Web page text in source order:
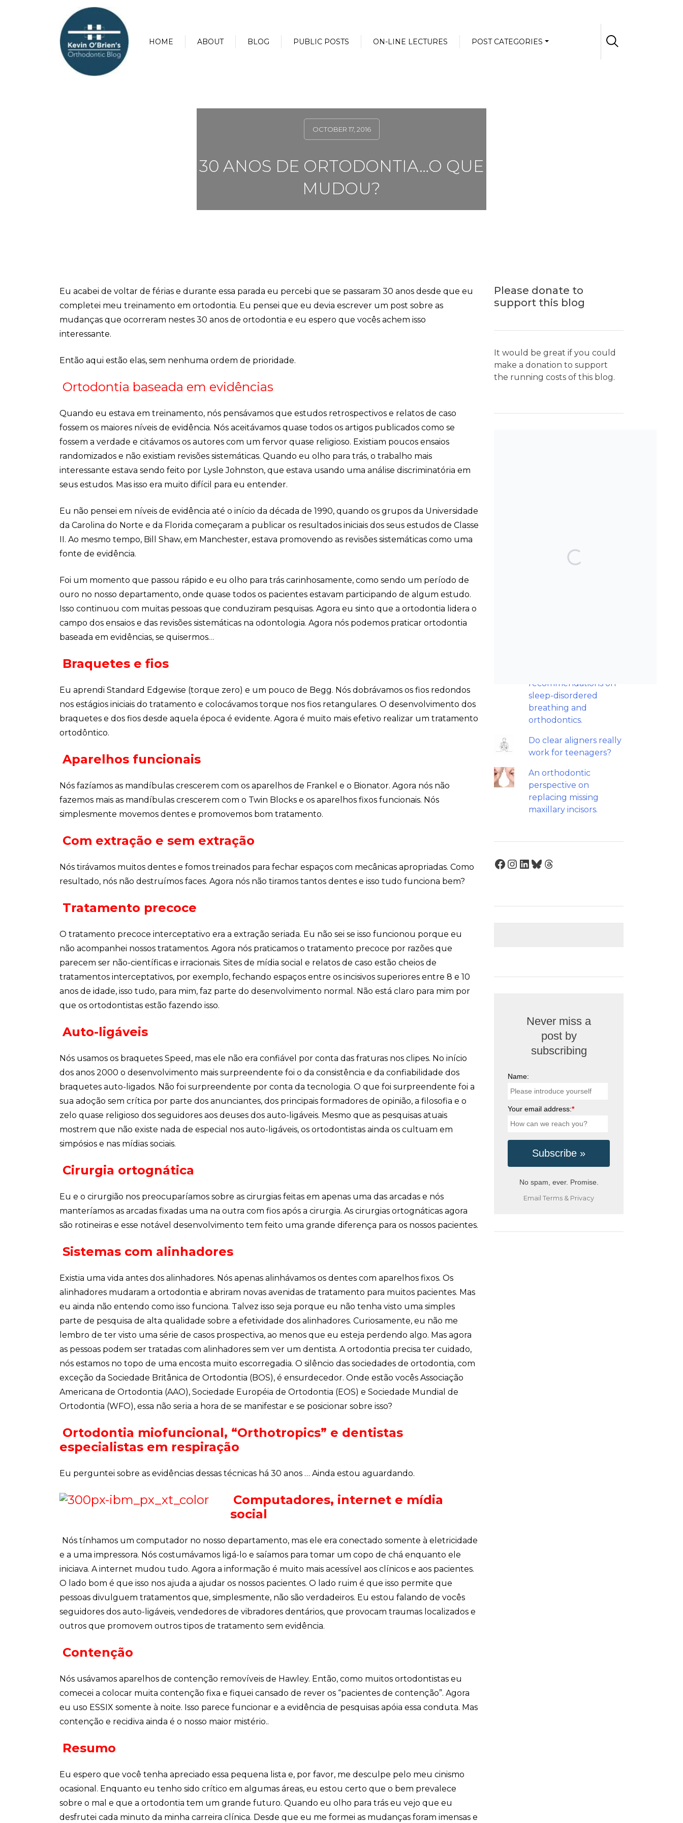
HOME ABOUT BLOG PUBLIC POSTS ON-LINE LECTURES POST CATEGORIES
OCTOBER 17, 2016
30 ANOS DE ORTODONTIA…O QUE
MUDOU?
Eu acabei de voltar de férias e durante essa parada eu percebi que se passaram 30 anos desde que eu
completei meu treinamento em ortodontia. Eu pensei que eu devia escrever um post sobre as
mudanças que ocorreram nestes 30 anos de ortodontia e eu espero que vocês achem isso
interessante.
Então aqui estão elas, sem nenhuma ordem de prioridade.
Ortodontia baseada em evidências
Quando eu estava em treinamento, nós pensávamos que estudos retrospectivos e relatos de caso
fossem os maiores níveis de evidência. Nós aceitávamos quase todos os artigos publicados como se
fossem a verdade e citávamos os autores com um fervor quase religioso. Existiam poucos ensaios
randomizados e não existiam revisões sistemáticas. Quando eu olho para trás, o trabalho mais
interessante estava sendo feito por Lysle Johnston, que estava usando uma análise discriminatória em
seus estudos. Mas isso era muito difícil para eu entender.
Eu não pensei em níveis de evidência até o início da década de 1990, quando os grupos da Universidade
da Carolina do Norte e da Florida começaram a publicar os resultados iniciais dos seus estudos de Classe
II. Ao mesmo tempo, Bill Shaw, em Manchester, estava promovendo as revisões sistemáticas como uma
fonte de evidência.
Foi um momento que passou rápido e eu olho para trás carinhosamente, como sendo um período de
ouro no nosso departamento, onde quase todos os pacientes estavam participando de algum estudo.
Isso continuou com muitas pessoas que conduziram pesquisas. Agora eu sinto que a ortodontia lidera o
campo dos ensaios e das revisões sistemáticas na odontologia. Agora nós podemos praticar ortodontia
baseada em evidências, se quisermos…
Braquetes e fios
Eu aprendi Standard Edgewise (torque zero) e um pouco de Begg. Nós dobrávamos os fios redondos
nos estágios iniciais do tratamento e colocávamos torque nos fios retangulares. O desenvolvimento dos
braquetes e dos fios desde aquela época é evidente. Agora é muito mais efetivo realizar um tratamento
ortodôntico.
Aparelhos funcionais
Nós fazíamos as mandíbulas crescerem com os aparelhos de Frankel e o Bionator. Agora nós não
fazemos mais as mandíbulas crescerem com o Twin Blocks e os aparelhos fixos funcionais. Nós
simplesmente movemos dentes e promovemos bom tratamento.
Com extração e sem extração
Nós tirávamos muitos dentes e fomos treinados para fechar espaços com mecânicas apropriadas. Como
resultado, nós não destruímos faces. Agora nós não tiramos tantos dentes e isso tudo funciona bem?
Tratamento precoce
O tratamento precoce interceptativo era a extração seriada. Eu não sei se isso funcionou porque eu
não acompanhei nossos tratamentos. Agora nós praticamos o tratamento precoce por razões que
parecem ser não-científicas e irracionais. Sites de mídia social e relatos de caso estão cheios de
tratamentos interceptativos, por exemplo, fechando espaços entre os incisivos superiores entre 8 e 10
anos de idade, isso tudo, para mim, faz parte do desenvolvimento normal. Não está claro para mim por
que os ortodontistas estão fazendo isso.
Auto-ligáveis
Nós usamos os braquetes Speed, mas ele não era confiável por conta das fraturas nos clipes. No início
dos anos 2000 o desenvolvimento mais surpreendente foi o da consistência e da confiabilidade dos
braquetes auto-ligados. Não foi surpreendente por conta da tecnologia. O que foi surpreendente foi a
sua adoção sem crítica por parte dos anunciantes, dos principais formadores de opinião, a filosofia e o
zelo quase religioso dos seguidores aos deuses dos auto-ligáveis. Mesmo que as pesquisas atuais
mostrem que não existe nada de especial nos auto-ligáveis, os ortodontistas ainda os cultuam em
simpósios e nas mídias sociais.
Cirurgia ortognática
Eu e o cirurgião nos preocuparíamos sobre as cirurgias feitas em apenas uma das arcadas e nós
manteríamos as arcadas fixadas uma na outra com fios após a cirurgia. As cirurgias ortognáticas agora
são rotineiras e esse notável desenvolvimento tem feito uma grande diferença para os nossos pacientes.
Sistemas com alinhadores
Existia uma vida antes dos alinhadores. Nós apenas alinhávamos os dentes com aparelhos fixos. Os
alinhadores mudaram a ortodontia e abriram novas avenidas de tratamento para muitos pacientes. Mas
eu ainda não entendo como isso funciona. Talvez isso seja porque eu não tenha visto uma simples
parte de pesquisa de alta qualidade sobre a efetividade dos alinhadores. Curiosamente, eu não me
lembro de ter visto uma série de casos prospectiva, ao menos que eu esteja perdendo algo. Mas agora
as pessoas podem ser tratadas com alinhadores sem ver um dentista. A ortodontia precisa ter cuidado,
nós estamos no topo de uma encosta muito escorregadia. O silêncio das sociedades de ortodontia, com
exceção da Sociedade Britânica de Ortodontia (BOS), é ensurdecedor. Onde estão vocês Associação
Americana de Ortodontia (AAO), Sociedade Européia de Ortodontia (EOS) e Sociedade Mundial de
Ortodontia (WFO), essa não seria a hora de se manifestar e se posicionar sobre isso?
Ortodontia miofuncional, “Orthotropics” e dentistas
especialistas em respiração
Eu perguntei sobre as evidências dessas técnicas há 30 anos … Ainda estou aguardando.
Computadores, internet e mídia
social
Nós tínhamos um computador no nosso departamento, mas ele era conectado somente à eletricidade
e a uma impressora. Nós costumávamos ligá-lo e saíamos para tomar um copo de chá enquanto ele
iniciava. A internet mudou tudo. Agora a informação é muito mais acessível aos clínicos e aos pacientes.
O lado bom é que isso nos ajuda a ajudar os nossos pacientes. O lado ruim é que isso permite que
pessoas divulguem tratamentos que, simplesmente, não são verdadeiros. Eu estou falando de vocês
seguidores dos auto-ligáveis, vendedores de vibradores dentários, que provocam traumas localizados e
outros que promovem outros tipos de tratamento sem evidência.
Contenção
Nós usávamos aparelhos de contenção removíveis de Hawley. Então, como muitos ortodontistas eu
comecei a colocar muita contenção fixa e fiquei cansado de rever os “pacientes de contenção”. Agora
eu uso ESSIX somente à noite. Isso parece funcionar e a evidência de pesquisas apóia essa conduta. Mas
contenção e recidiva ainda é o nosso maior mistério..
Resumo
Eu espero que você tenha apreciado essa pequena lista e, por favor, me desculpe pelo meu cinismo
ocasional. Enquanto eu tenho sido crítico em algumas áreas, eu estou certo que o bem prevalece
sobre o mal e que a ortodontia tem um grande futuro. Quando eu olho para trás eu vejo que eu
desfrutei cada minuto da minha carreira clínica. Desde que eu me formei as mudanças foram imensas e
Please donate to
support this blog
It would be great if you could
make a donation to support
the running costs of this blog.
TOP POSTS & PAGES
recommendations on
sleep-disordered
breathing and
orthodontics.
Do clear aligners really
work for teenagers?
An orthodontic
perspective on
replacing missing
maxillary incisors.
Facebook
Instagram
LinkedIn
Bluesky
Threads
Never miss a
post by
subscribing
Name:
Your email address:*
No spam, ever. Promise.
Email Terms & Privacy